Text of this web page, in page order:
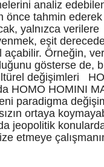
analiz
önce tahmin ederek
yalnızca
eşit
açabilir. Örneğin,
gösterse de,
değişimleri
HOMO HOMINI
paradigma
ortaya
jeopolitik
etmeye